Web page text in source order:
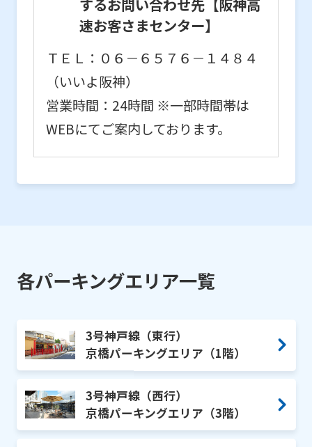
速お客さまセンター】
ＴＥＬ：０６－６５７６－１４８４
（いいよ阪神）
営業時間：24時間 ※一部時間帯は
WEBにてご案内しております。
各パーキングエリア一覧
3号神戸線（東行）
京橋パーキングエリア（1階）
3号神戸線（西行）
京橋パーキングエリア（3階）